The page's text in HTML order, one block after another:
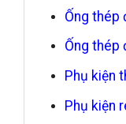
Ống thép
Ống thép
Phụ kiện
Phụ kiện